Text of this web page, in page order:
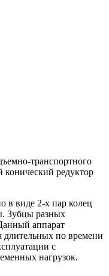
транспортного
конический редуктор
в виде 2-х пар колец
Зубцы разных
аппарат
по времени
с
нагрузок.